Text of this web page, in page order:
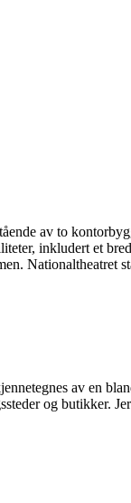
av to
inkludert et
av en
og butikker.